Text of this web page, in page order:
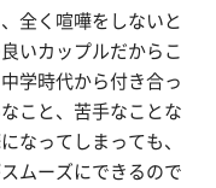
全く喧嘩をしないと
いカップルだからこ
学時代から付き合っ
こと、苦手なことな
なってしまっても、
ムーズにできるので